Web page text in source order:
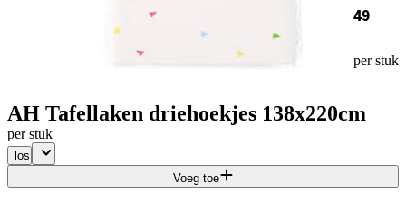
49
per stuk
AH Tafellaken driehoekjes 138x220cm
per stuk
los
Voeg toe